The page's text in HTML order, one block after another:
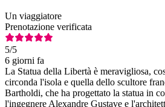
Un viaggiatore
Prenotazione verificata
5/5
6 giorni fa
La Statua della Libertà è meravigliosa,
circonda l'isola e quella dello scultore
Bartholdi, che ha progettato la statua in
l'ingegnere Alexandre Gustave e